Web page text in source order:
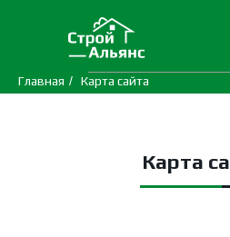
Главная / Карта сайта
Карта